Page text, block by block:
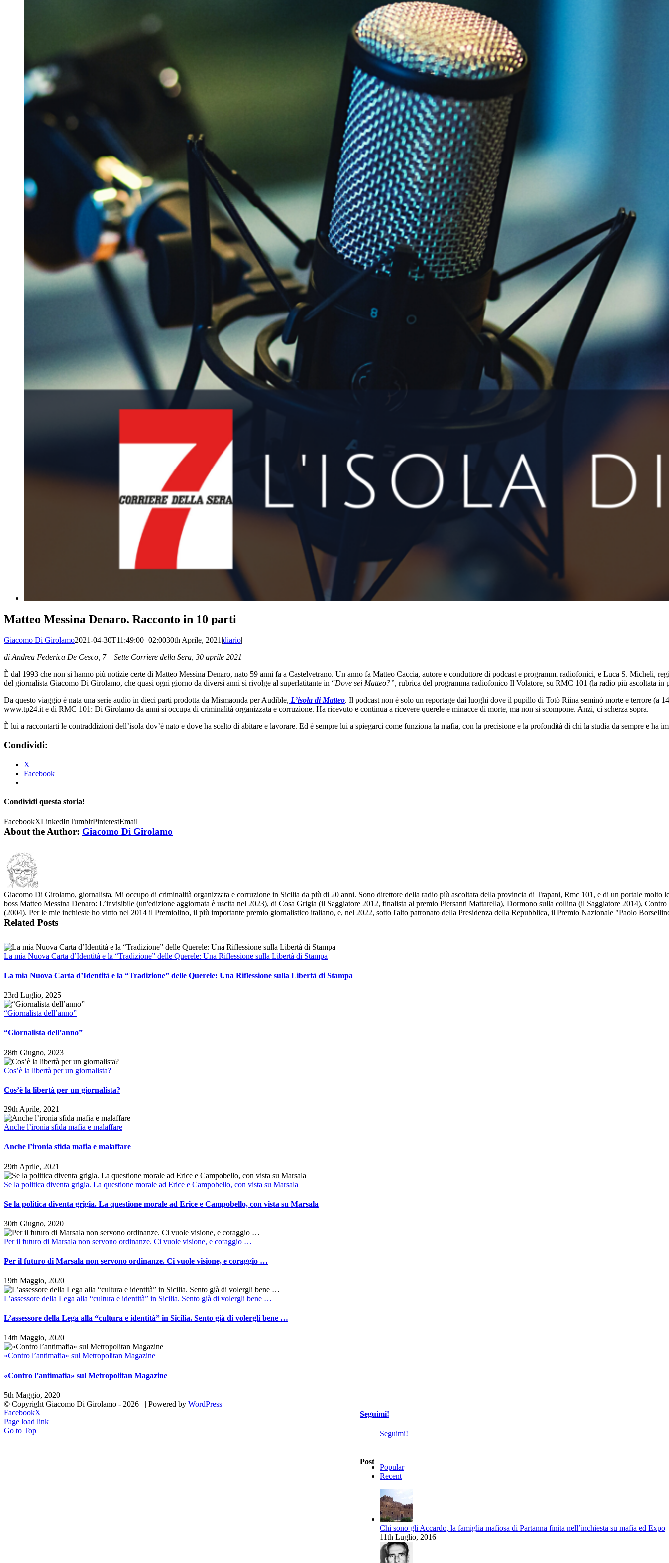
Matteo Messina Denaro. Racconto in 10 parti
Giacomo Di Girolamo2021-04-30T11:49:00+02:0030th Aprile, 2021 |diario|
di Andrea Federica De Cesco, 7 – Sette Corriere della Sera, 30 aprile 2021
È dal 1993 che non si hanno più notizie certe di Matteo Messina Denaro, nato 59 anni fa a Castelvetrano. Un anno fa Matteo Caccia, autore e conduttore di podcast e programmi radiofonici, e Luca S. Micheli,
del giornalista Giacomo Di Girolamo, che quasi ogni giorno da diversi anni si rivolge al superlatitante in “Dove sei Matteo?”, rubrica del programma radiofonico Il Volatore, su RMC 101 (la radio più ascoltata
Da questo viaggio è nata una serie audio in dieci parti prodotta da Mismaonda per Audible, L’isola di Matteo. Il podcast non è solo un reportage dai luoghi dove il pupillo di Totò Riina seminò morte e terrore (a
www.tp24.it e di RMC 101: Di Girolamo da anni si occupa di criminalità organizzata e corruzione. Ha ricevuto e continua a ricevere querele e minacce di morte, ma non si scompone. Anzi, ci scherza sopra.
È lui a raccontarti le contraddizioni dell’isola dov’è nato e dove ha scelto di abitare e lavorare. Ed è sempre lui a spiegarci come funziona la mafia, con la precisione e la profondità di chi la studia da sempre e ha
Condividi:
X
Facebook
Condividi questa storia!
FacebookXLinkedInTumblrPinterestEmail
About the Author: Giacomo Di Girolamo
Giacomo Di Girolamo, giornalista. Mi occupo di criminalità organizzata e corruzione in Sicilia da più di 20 anni. Sono direttore della radio più ascoltata della provincia di Trapani, Rmc 101, e di un portale
boss Matteo Messina Denaro: L’invisibile (un'edizione aggiornata è uscita nel 2023), di Cosa Grigia (il Saggiatore 2012, finalista al premio Piersanti Mattarella), Dormono sulla collina (il Saggiatore 2014),
(2004). Per le mie inchieste ho vinto nel 2014 il Premiolino, il più importante premio giornalistico italiano, e, nel 2022, sotto l'alto patronato della Presidenza della Repubblica, il Premio Nazionale "Paolo
Related Posts
La mia Nuova Carta d’Identità e la “Tradizione” delle Querele: Una Riflessione sulla Libertà di Stampa
La mia Nuova Carta d’Identità e la “Tradizione” delle Querele: Una Riflessione sulla Libertà di Stampa
23rd Luglio, 2025
“Giornalista dell’anno”
“Giornalista dell’anno”
28th Giugno, 2023
Cos’è la libertà per un giornalista?
Cos’è la libertà per un giornalista?
29th Aprile, 2021
Anche l’ironia sfida mafia e malaffare
Anche l’ironia sfida mafia e malaffare
29th Aprile, 2021
Se la politica diventa grigia. La questione morale ad Erice e Campobello, con vista su Marsala
Se la politica diventa grigia. La questione morale ad Erice e Campobello, con vista su Marsala
30th Giugno, 2020
Per il futuro di Marsala non servono ordinanze. Ci vuole visione, e coraggio …
Per il futuro di Marsala non servono ordinanze. Ci vuole visione, e coraggio …
19th Maggio, 2020
L’assessore della Lega alla “cultura e identità” in Sicilia. Sento già di volergli bene …
L’assessore della Lega alla “cultura e identità” in Sicilia. Sento già di volergli bene …
14th Maggio, 2020
«Contro l’antimafia» sul Metropolitan Magazine
«Contro l’antimafia» sul Metropolitan Magazine
5th Maggio, 2020
Seguimi!
Seguimi!
Post
Popular
Recent
Chi sono gli Accardo, la famiglia mafiosa di Partanna finita nell’inchiesta su mafia ed Expo
11th Luglio, 2016
© Copyright Giacomo Di Girolamo - 2026 | Powered by WordPress
FacebookX
Page load link
Go to Top